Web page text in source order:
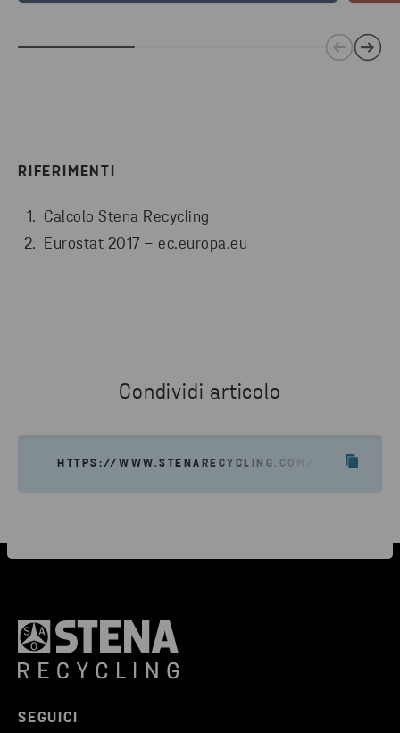
RIFERIMENTI
Calcolo Stena Recycling
Eurostat 2017 – ec.europa.eu
Condividi articolo
HTTPS://WWW.STENARECYCLING.COM/IT/CHI-
SEGUICI